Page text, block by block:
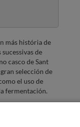
más história de
de
casco de Sant
selección de
el uso de
fermentación.